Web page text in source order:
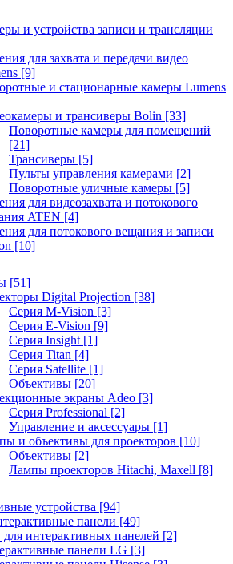
и устройства записи и трансляции
для захвата и передачи видео
[9]
и стационарные камеры Lumens
и трансиверы Bolin [33]
Поворотные камеры для помещений
[21]
Трансиверы [5]
Пульты управления камерами [2]
Поворотные уличные камеры [5]
для видеозахвата и потокового
ATEN [4]
для потокового вещания и записи
[10]
[51]
Digital Projection [38]
Серия M-Vision [3]
Серия E-Vision [9]
Серия Insight [1]
Серия Titan [4]
Серия Satellite [1]
Объективы [20]
экраны Adeo [3]
Серия Professional [2]
Управление и аксессуары [1]
и объективы для проекторов [10]
Объективы [2]
Лампы проекторов Hitachi, Maxell [8]
устройства [94]
панели [49]
для интерактивных панелей [2]
панели LG [3]